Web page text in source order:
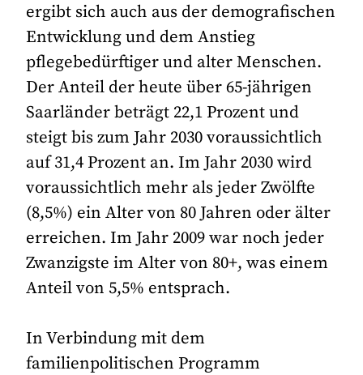
ergibt sich auch aus der demografischen
Entwicklung und dem Anstieg
pflegebedürftiger und alter Menschen.
Der Anteil der heute über 65-jährigen
Saarländer beträgt 22,1 Prozent und
steigt bis zum Jahr 2030 voraussichtlich
auf 31,4 Prozent an. Im Jahr 2030 wird
voraussichtlich mehr als jeder Zwölfte
(8,5%) ein Alter von 80 Jahren oder älter
erreichen. Im Jahr 2009 war noch jeder
Zwanzigste im Alter von 80+, was einem
Anteil von 5,5% entsprach.
In Verbindung mit dem
familienpolitischen Programm